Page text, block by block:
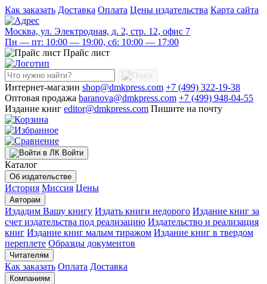
Как заказать Доставка Оплата Цены издательства Карта сайта
Москва, ул. Электродная, д. 2, стр. 12, офис 7
Пн — пт: 10:00 — 19:00, сб: 10:00 — 17:00
Прайс лист
Интернет-магазин shop@dmkpress.com +7 (499) 322-19-38
Оптовая продажа baranova@dmkpress.com +7 (499) 948-04-55
Издание книг editor@dmkpress.com Пишите на почту
Войти
Каталог
Об издательстве
История Миссия Цены
Авторам
Издадим Вашу книгу Издать книги недорого Издание книг за
счет издательства под реализацию Издательство и реализация
книг Издание книг малым тиражом Издание книг в твердом
переплете Образцы документов
Читателям
Как заказать Оплата Доставка
Компаниям